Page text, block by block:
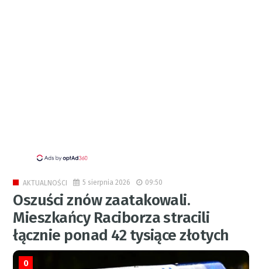
AKTUALNOŚCI 5 sierpnia 2026 09:50
Oszuści znów zaatakowali.
Mieszkańcy Raciborza stracili
łącznie ponad 42 tysiące złotych
0